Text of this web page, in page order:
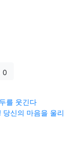
0
를 웃긴다
신의 마음을 울리